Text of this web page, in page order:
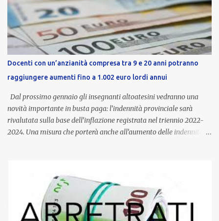
Docenti con un’anzianità compresa tra 9 e 20 anni potranno
raggiungere aumenti fino a 1.002 euro lordi annui
Dal prossimo gennaio gli insegnanti altoatesini vedranno una
novità importante in busta paga: l’indennità provinciale sarà
rivalutata sulla base dell’inflazione registrata nel triennio 2022-
2024. Una misura che porterà anche all’aumento delle indennità di
dedicato alle donne vittime di violenza di genere, in linea con la
normativa nazionale e con l’obiettivo di offrire maggiore tutela e
supporto in situazioni delicate. L’indennità provinciale per i docenti
è un unicum in Italia: si tratta di una misura esclusiva della